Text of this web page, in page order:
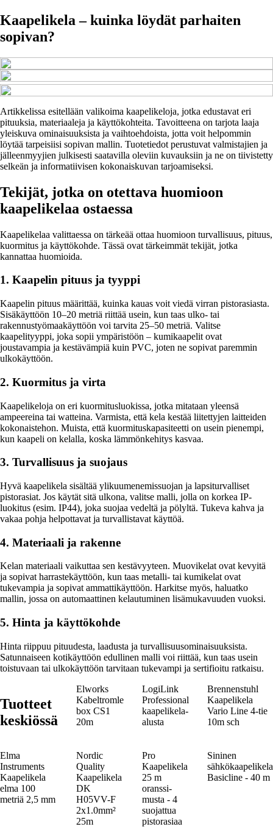
Kaapelikela – kuinka löydät parhaiten
sopivan?
Artikkelissa esitellään valikoima kaapelikeloja, jotka edustavat eri
pituuksia, materiaaleja ja käyttökohteita. Tavoitteena on tarjota laaja
yleiskuva ominaisuuksista ja vaihtoehdoista, jotta voit helpommin
löytää tarpeisiisi sopivan mallin. Tuotetiedot perustuvat valmistajien ja
jälleenmyyjien julkisesti saatavilla oleviin kuvauksiin ja ne on tiivistetty
selkeän ja informatiivisen kokonaiskuvan tarjoamiseksi.
Tekijät, jotka on otettava huomioon
kaapelikelaa ostaessa
Kaapelikelaa valittaessa on tärkeää ottaa huomioon turvallisuus, pituus,
kuormitus ja käyttökohde. Tässä ovat tärkeimmät tekijät, jotka
kannattaa huomioida.
1. Kaapelin pituus ja tyyppi
Kaapelin pituus määrittää, kuinka kauas voit viedä virran pistorasiasta.
Sisäkäyttöön 10–20 metriä riittää usein, kun taas ulko- tai
rakennustyömaakäyttöön voi tarvita 25–50 metriä. Valitse
kaapelityyppi, joka sopii ympäristöön – kumikaapelit ovat
joustavampia ja kestävämpiä kuin PVC, joten ne sopivat paremmin
ulkokäyttöön.
2. Kuormitus ja virta
Kaapelikeloja on eri kuormitusluokissa, jotka mitataan yleensä
ampeereina tai watteina. Varmista, että kela kestää liitettyjen laitteiden
kokonaistehon. Muista, että kuormituskapasiteetti on usein pienempi,
kun kaapeli on kelalla, koska lämmönkehitys kasvaa.
3. Turvallisuus ja suojaus
Hyvä kaapelikela sisältää ylikuumenemissuojan ja lapsiturvalliset
pistorasiat. Jos käytät sitä ulkona, valitse malli, jolla on korkea IP-
luokitus (esim. IP44), joka suojaa vedeltä ja pölyltä. Tukeva kahva ja
vakaa pohja helpottavat ja turvallistavat käyttöä.
4. Materiaali ja rakenne
Kelan materiaali vaikuttaa sen kestävyyteen. Muovikelat ovat kevyitä
ja sopivat harrastekäyttöön, kun taas metalli- tai kumikelat ovat
tukevampia ja sopivat ammattikäyttöön. Harkitse myös, haluatko
mallin, jossa on automaattinen kelautuminen lisämukavuuden vuoksi.
5. Hinta ja käyttökohde
Hinta riippuu pituudesta, laadusta ja turvallisuusominaisuuksista.
Satunnaiseen kotikäyttöön edullinen malli voi riittää, kun taas usein
toistuvaan tai ulkokäyttöön tarvitaan tukevampi ja sertifioitu ratkaisu.
Tuotteet
keskiössä
Elworks
Kabeltromle
box CS1
20m
LogiLink
Professional
kaapelikela-
alusta
Brennenstuhl
Kaapelikela
Vario Line 4-tie
10m sch
Elma
Instruments
Kaapelikela
elma 100
metriä 2,5 mm
Nordic
Quality
Kaapelikela
DK
H05VV-F
2x1.0mm²
25m
Pro
Kaapelikela
25 m
oranssi-
musta - 4
suojattua
pistorasiaa
Sininen
sähkökaapelikela
Basicline - 40 m